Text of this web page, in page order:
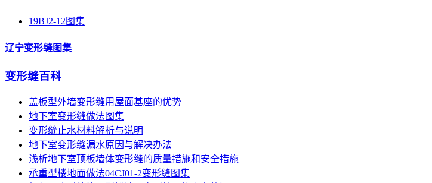
19BJ2-12图集
辽宁变形缝图集
变形缝百科
盖板型外墙变形缝用屋面基座的优势
地下室变形缝做法图集
变形缝止水材料解析与说明
地下室变形缝漏水原因与解决办法
浅析地下室顶板墙体变形缝的质量措施和安全措施
承重型楼地面做法04CJ01-2变形缝图集